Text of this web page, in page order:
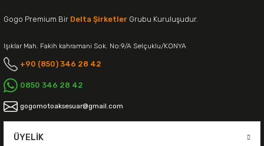
Gogo Premium Bir Delta Şirketler Grubu Kuruluşudur.
Işıklar Mah. Fakih kahramani Sok. No:9/A Selçuklu/KONYA
+90 (850) 346 28 42
0850 346 28 42
gogomotoaksesuar@gmail.com
ÜYELIK